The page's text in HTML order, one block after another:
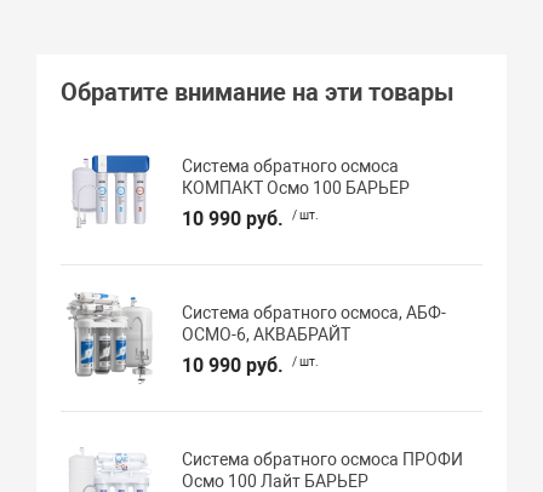
Обратите внимание на эти товары
Система обратного осмоса
КОМПАКТ Осмо 100 БАРЬЕР
10 990 руб. / шт.
Система обратного осмоса, АБФ-
ОСМО-6, АКВАБРАЙТ
10 990 руб. / шт.
Система обратного осмоса ПРОФИ
Осмо 100 Лайт БАРЬЕР